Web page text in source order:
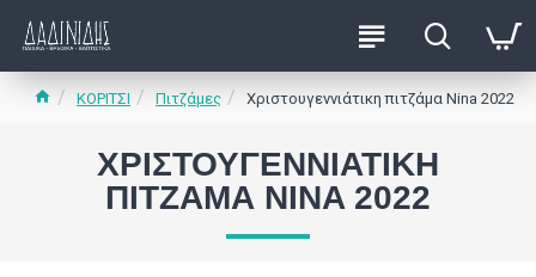
ΚΟΡΙΤΣΙ Πιτζάμες Χριστουγεννιάτικη πιτζάμα Nina 2022
ΧΡΙΣΤΟΥΓΕΝΝΙΆΤΙΚΗ
ΠΙΤΖΆΜΑ NINA 2022